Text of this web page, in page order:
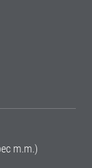
m.m.)